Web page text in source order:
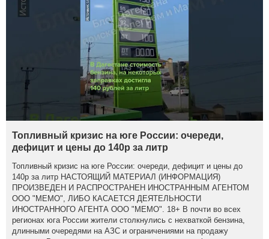
Топливный кризис на юге России: очереди,
дефицит и цены до 140р за литр
Топливный кризис на юге России: очереди, дефицит и цены до
140р за литр НАСТОЯЩИЙ МАТЕРИАЛ (ИНФОРМАЦИЯ)
ПРОИЗВЕДЕН И РАСПРОСТРАНЕН ИНОСТРАННЫМ АГЕНТОМ
ООО "МЕМО", ЛИБО КАСАЕТСЯ ДЕЯТЕЛЬНОСТИ
ИНОСТРАННОГО АГЕНТА ООО "МЕМО". 18+ В почти во всех
регионах юга России жители столкнулись с нехваткой бензина,
длинными очередями на АЗС и ограничениями на продажу